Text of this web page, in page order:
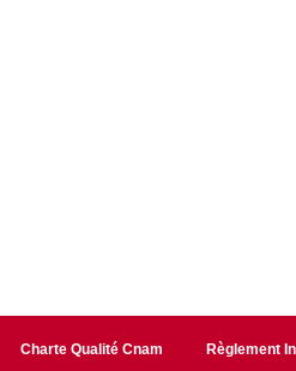
Charte Qualité Cnam Règlement